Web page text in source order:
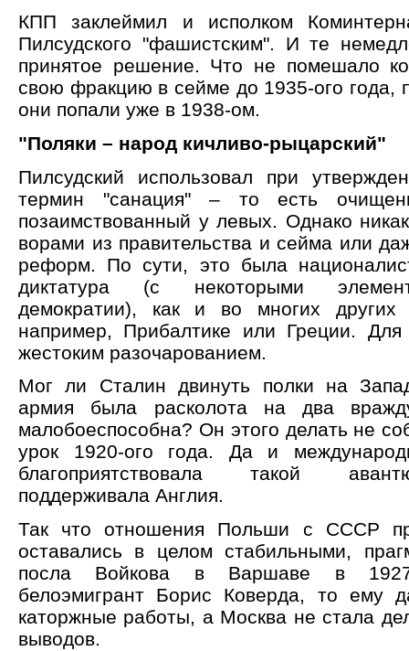
КПП заклеймил и исполком
Пилсудского "фашистским". И те
принятое решение. Что не помешало
свою фракцию в сейме до 1935-ого года,
они попали уже в 1938-ом.
"Поляки – народ кичливо-рыцарский"
Пилсудский использовал при
термин "санация" – то есть
позаимствованный у левых. Однако
ворами из правительства и сейма или
реформ. По сути, это была
диктатура (с некоторыми
демократии), как и во многих других
например, Прибалтике или Греции.
жестоким разочарованием.
Мог ли Сталин двинуть полки на
армия была расколота на два
малобоеспособна? Он этого делать не
урок 1920-ого года. Да и
благоприятствовала такой
поддерживала Англия.
Так что отношения Польши с СССР
оставались в целом стабильными,
посла Войкова в Варшаве в
белоэмигрант Борис Коверда, то ему
каторжные работы, а Москва не стала
выводов.